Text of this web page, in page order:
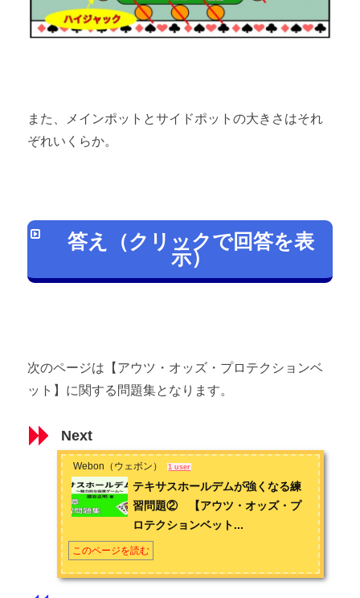
また、メインポットとサイドポットの大きさはそれ
ぞれいくらか。
答え（クリックで回答を表
示）
次のページは【アウツ・オッズ・プロテクションベ
ット】に関する問題集となります。
Next
Webon（ウェボン） 1 user
テキサスホールデムが強くなる練
習問題② 【アウツ・オッズ・プ
ロテクションベット...
このページを読む